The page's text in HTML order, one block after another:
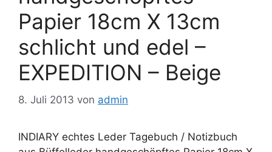
Papier 18cm X 13cm
schlicht und edel –
EXPEDITION – Beige
8. Juli 2013 von admin
INDIARY echtes Leder Tagebuch / Notizbuch